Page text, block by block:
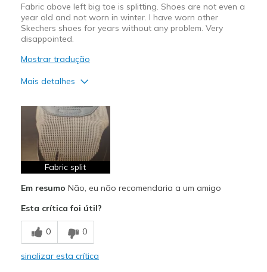
Fabric above left big toe is splitting. Shoes are not even a
year old and not worn in winter. I have worn other
Skechers shoes for years without any problem. Very
disappointed.
Mostrar tradução
Mais detalhes
Attractive Design
Breathe Well
Comfortable
Contras
Poor Quality
Melhores utilizações
Casual Wear
Fabric split
Em resumo Não, eu não recomendaria a um amigo
Esta crítica foi útil?
0 0
sinalizar esta crítica